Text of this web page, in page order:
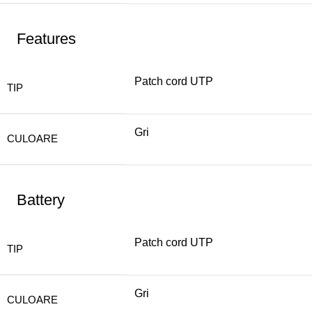
Features
TIP
Patch cord UTP
CULOARE
Gri
Battery
TIP
Patch cord UTP
CULOARE
Gri